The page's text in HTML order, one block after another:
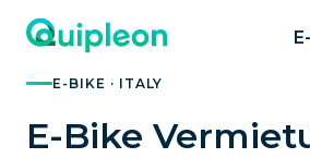
E-BIKE · ITALY
E-Bike